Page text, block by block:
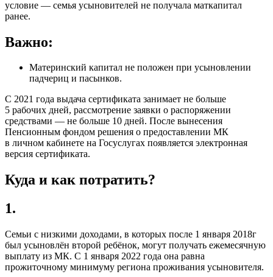
условие — семья усыновителей не получала маткапитал
ранее.
Важно:
Материнский капитал не положен при усыновлении
падчериц и пасынков.
С 2021 года выдача сертификата занимает не больше
5 рабочих дней, рассмотрение заявки о распоряжении
средствами — не больше 10 дней. После вынесения
Пенсионным фондом решения о предоставлении МК
в личном кабинете на Госуслугах появляется электронная
версия сертификата.
Куда и как потратить?
1.
Семьи с низкими доходами, в которых после 1 января 2018г
был усыновлён второй ребёнок, могут получать ежемесячную
выплату из МК. С 1 января 2022 года она равна
прожиточному минимуму региона проживания усыновителя.